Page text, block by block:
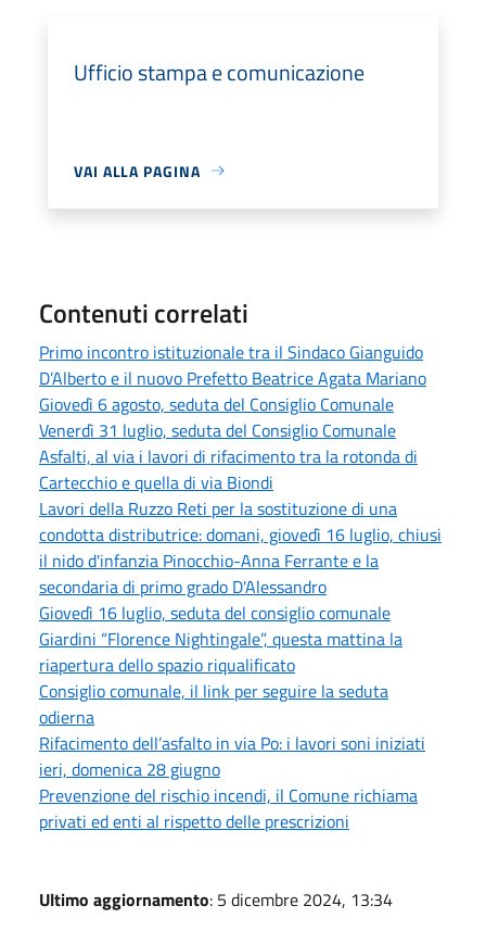
Ufficio stampa e comunicazione
VAI ALLA PAGINA
Contenuti correlati
Primo incontro istituzionale tra il Sindaco Gianguido
D’Alberto e il nuovo Prefetto Beatrice Agata Mariano
Giovedì 6 agosto, seduta del Consiglio Comunale
Venerdì 31 luglio, seduta del Consiglio Comunale
Asfalti, al via i lavori di rifacimento tra la rotonda di
Cartecchio e quella di via Biondi
Lavori della Ruzzo Reti per la sostituzione di una
condotta distributrice: domani, giovedì 16 luglio, chiusi
il nido d'infanzia Pinocchio-Anna Ferrante e la
secondaria di primo grado D'Alessandro
Giovedì 16 luglio, seduta del consiglio comunale
Giardini “Florence Nightingale”, questa mattina la
riapertura dello spazio riqualificato
Consiglio comunale, il link per seguire la seduta
odierna
Rifacimento dell’asfalto in via Po: i lavori soni iniziati
ieri, domenica 28 giugno
Prevenzione del rischio incendi, il Comune richiama
privati ed enti al rispetto delle prescrizioni
Ultimo aggiornamento: 5 dicembre 2024, 13:34